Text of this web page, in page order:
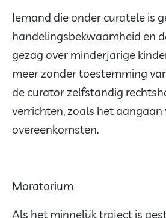
Iemand die onder curatele is
handelingsbekwaamheid en
gezag over minderjarige
meer zonder toestemming
de curator zelfstandig
verrichten, zoals het aangaan
overeenkomsten.
Moratorium
Als het minnelijk traject is